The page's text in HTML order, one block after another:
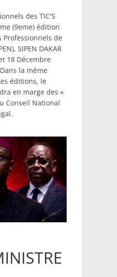
des TIC'S
(9eme) édition
de
SIPEN DAKAR
18 Décembre
la même
éditions, le
en marge des «
Conseil National